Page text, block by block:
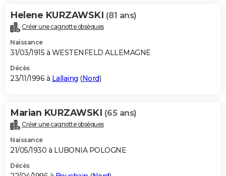
Helene KURZAWSKI (81 ans)
Créer une cagnotte obsèques
Naissance
31/03/1915 à WESTENFELD ALLEMAGNE
Décès
23/11/1996 à Lallaing (Nord)
Marian KURZAWSKI (65 ans)
Créer une cagnotte obsèques
Naissance
21/05/1930 à LUBONIA POLOGNE
Décès